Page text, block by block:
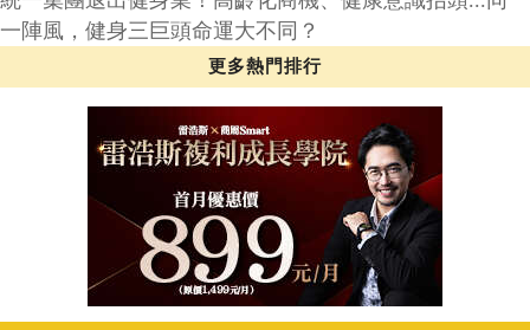
穩懋、宏捷科、全新...PA三雄搶攻光通訊與低軌衛星的
黃金年代
7月回顧》韓股狂瀉22%竟還是績效冠軍？重挫時高股息
ETF只剩一檔贏過0050
CoWoS後的下一張王牌：SoIC擴產潮，「這3檔」最受
統一集團退出健身業！高齡化商機、健康意識抬頭...同
一陣風，健身三巨頭命運大不同？
更多熱門排行